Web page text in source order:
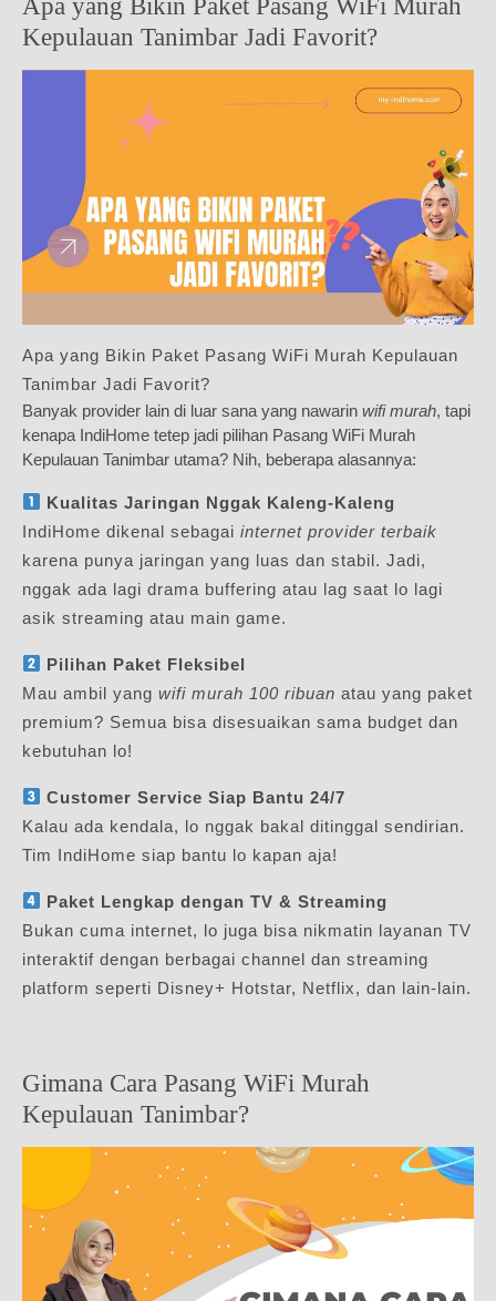
Apa yang Bikin Paket Pasang WiFi Murah
Kepulauan Tanimbar Jadi Favorit?
Apa yang Bikin Paket Pasang WiFi Murah Kepulauan
Tanimbar Jadi Favorit?
Banyak provider lain di luar sana yang nawarin wifi murah, tapi
kenapa IndiHome tetep jadi pilihan Pasang WiFi Murah
Kepulauan Tanimbar utama? Nih, beberapa alasannya:
Kualitas Jaringan Nggak Kaleng-Kaleng
IndiHome dikenal sebagai internet provider terbaik
karena punya jaringan yang luas dan stabil. Jadi,
nggak ada lagi drama buffering atau lag saat lo lagi
asik streaming atau main game.
Pilihan Paket Fleksibel
Mau ambil yang wifi murah 100 ribuan atau yang paket
premium? Semua bisa disesuaikan sama budget dan
kebutuhan lo!
Customer Service Siap Bantu 24/7
Kalau ada kendala, lo nggak bakal ditinggal sendirian.
Tim IndiHome siap bantu lo kapan aja!
Paket Lengkap dengan TV & Streaming
Bukan cuma internet, lo juga bisa nikmatin layanan TV
interaktif dengan berbagai channel dan streaming
platform seperti Disney+ Hotstar, Netflix, dan lain-lain.
Gimana Cara Pasang WiFi Murah
Kepulauan Tanimbar?